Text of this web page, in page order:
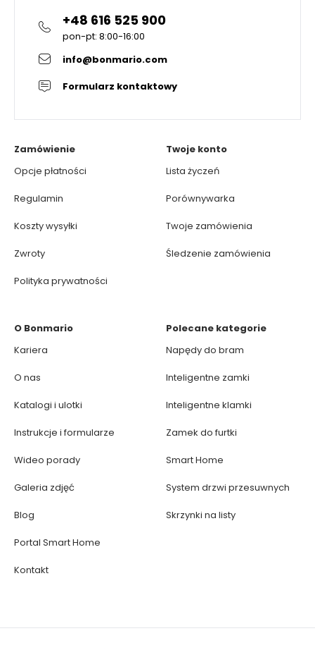
+48 616 525 900
pon-pt: 8:00-16:00
info@bonmario.com
Formularz kontaktowy
Zamówienie
Opcje płatności
Regulamin
Koszty wysyłki
Zwroty
Polityka prywatności
Twoje konto
Lista życzeń
Porównywarka
Twoje zamówienia
Śledzenie zamówienia
O Bonmario
Kariera
O nas
Katalogi i ulotki
Instrukcje i formularze
Wideo porady
Galeria zdjęć
Blog
Portal Smart Home
Kontakt
Polecane kategorie
Napędy do bram
Inteligentne zamki
Inteligentne klamki
Zamek do furtki
Smart Home
System drzwi przesuwnych
Skrzynki na listy